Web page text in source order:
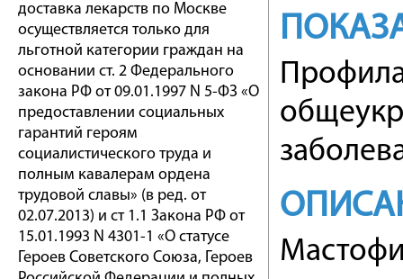
доставка лекарств по Москве
осуществляется только для
льготной категории граждан на
основании ст. 2 Федерального
закона РФ от 09.01.1997 N 5-ФЗ «О
предоставлении социальных
гарантий героям
социалистического труда и
полным кавалерам ордена
трудовой славы» (в ред. от
02.07.2013) и ст 1.1 Закона РФ от
15.01.1993 N 4301-1 «О статусе
Героев Советского Союза, Героев